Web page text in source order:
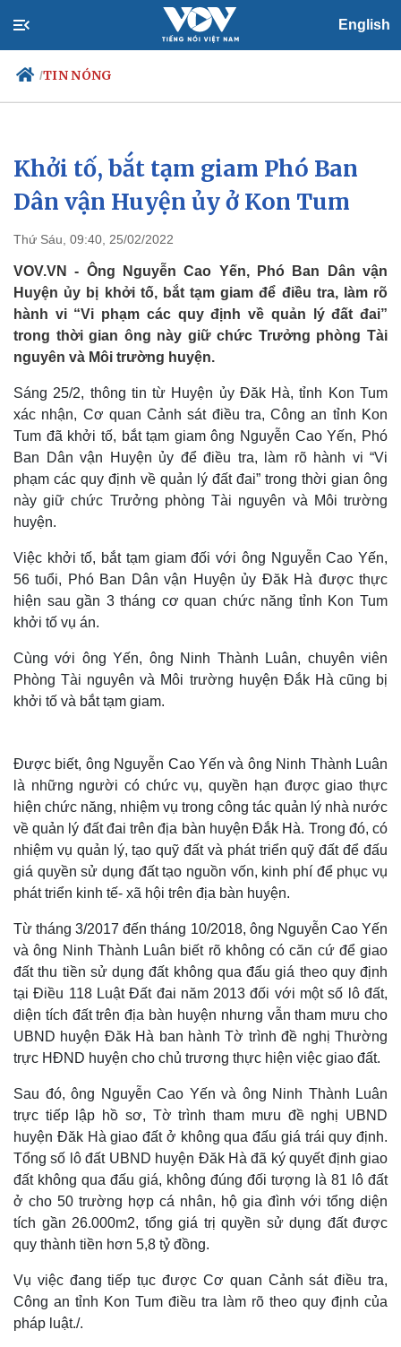
English
/TIN NÓNG
Chính trị
Đảng
Tổ chức nhân sự
Nhận diện sự thật
Xã hội
Tin 24h
Dự báo thời tiết
Việc làm
Biển đảo
Khởi tố, bắt tạm giam Phó Ban
Dân vận Huyện ủy ở Kon Tum
Thứ Sáu, 09:40, 25/02/2022
VOV.VN - Ông Nguyễn Cao Yến, Phó Ban Dân vận
Huyện ủy bị khởi tố, bắt tạm giam để điều tra, làm rõ
hành vi “Vi phạm các quy định về quản lý đất đai”
trong thời gian ông này giữ chức Trưởng phòng Tài
nguyên và Môi trường huyện.
Sáng 25/2, thông tin từ Huyện ủy Đăk Hà, tỉnh Kon Tum
xác nhận, Cơ quan Cảnh sát điều tra, Công an tỉnh Kon
Tum đã khởi tố, bắt tạm giam ông Nguyễn Cao Yến, Phó
Ban Dân vận Huyện ủy để điều tra, làm rõ hành vi “Vi
phạm các quy định về quản lý đất đai” trong thời gian ông
này giữ chức Trưởng phòng Tài nguyên và Môi trường
huyện.
Việc khởi tố, bắt tạm giam đối với ông Nguyễn Cao Yến,
56 tuổi, Phó Ban Dân vận Huyện ủy Đăk Hà được thực
hiện sau gần 3 tháng cơ quan chức năng tỉnh Kon Tum
khởi tố vụ án.
Cùng với ông Yến, ông Ninh Thành Luân, chuyên viên
Phòng Tài nguyên và Môi trường huyện Đắk Hà cũng bị
khởi tố và bắt tạm giam.
Được biết, ông Nguyễn Cao Yến và ông Ninh Thành Luân
là những người có chức vụ, quyền hạn được giao thực
hiện chức năng, nhiệm vụ trong công tác quản lý nhà nước
về quản lý đất đai trên địa bàn huyện Đắk Hà. Trong đó, có
nhiệm vụ quản lý, tạo quỹ đất và phát triển quỹ đất để đấu
giá quyền sử dụng đất tạo nguồn vốn, kinh phí để phục vụ
phát triển kinh tế- xã hội trên địa bàn huyện.
Từ tháng 3/2017 đến tháng 10/2018, ông Nguyễn Cao Yến
và ông Ninh Thành Luân biết rõ không có căn cứ để giao
đất thu tiền sử dụng đất không qua đấu giá theo quy định
tại Điều 118 Luật Đất đai năm 2013 đối với một số lô đất,
diện tích đất trên địa bàn huyện nhưng vẫn tham mưu cho
UBND huyện Đăk Hà ban hành Tờ trình đề nghị Thường
trực HĐND huyện cho chủ trương thực hiện việc giao đất.
Sau đó, ông Nguyễn Cao Yến và ông Ninh Thành Luân
trực tiếp lập hồ sơ, Tờ trình tham mưu đề nghị UBND
huyện Đăk Hà giao đất ở không qua đấu giá trái quy định.
Tổng số lô đất UBND huyện Đăk Hà đã ký quyết định giao
đất không qua đấu giá, không đúng đối tượng là 81 lô đất
ở cho 50 trường hợp cá nhân, hộ gia đình với tổng diện
tích gần 26.000m2, tổng giá trị quyền sử dụng đất được
quy thành tiền hơn 5,8 tỷ đồng.
Vụ việc đang tiếp tục được Cơ quan Cảnh sát điều tra,
Công an tỉnh Kon Tum điều tra làm rõ theo quy định của
pháp luật./.